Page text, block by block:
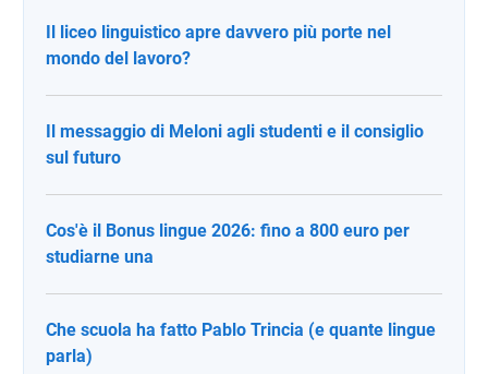
Il liceo linguistico apre davvero più porte nel
mondo del lavoro?
Il messaggio di Meloni agli studenti e il consiglio
sul futuro
Cos'è il Bonus lingue 2026: fino a 800 euro per
studiarne una
Che scuola ha fatto Pablo Trincia (e quante lingue
parla)